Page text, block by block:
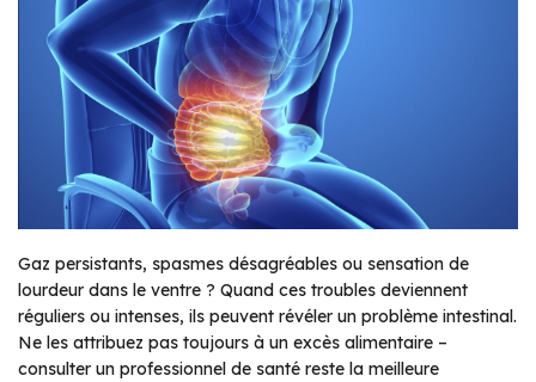
Gaz persistants, spasmes désagréables ou sensation de
lourdeur dans le ventre ? Quand ces troubles deviennent
réguliers ou intenses, ils peuvent révéler un problème intestinal.
Ne les attribuez pas toujours à un excès alimentaire –
consulter un professionnel de santé reste la meilleure